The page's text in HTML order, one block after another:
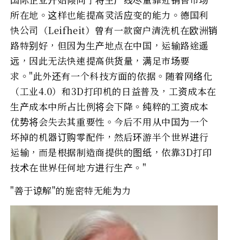
所在地。这样也能提高灵活应变的能力。德国利
快公司（Leifheit）曾有一款窗户清洗机在欧洲销
路特别好，但因为生产地点在中国，运输路途遥
远，因此无法快速提高供货量，满足市场要
求。"此外还有一个科技方面的依据。随着网络化
（工业4.0）和3D打印机的日益普及，工资成本在
生产成本中所占比例将会下降。纯粹的工资成本
优势将会失去其重要性。今后不用从中国为一个
坏掉的机器订购零配件，然后环游半个世界进行
运输，而是根据制造商提供的图纸，依靠3D打印
技术在世界任何地方进行生产。"
"善于谅解"的施密特无能为力